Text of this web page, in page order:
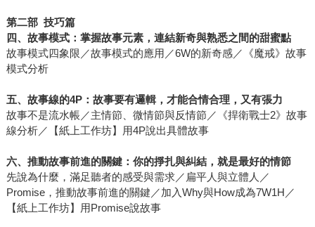
第二部 技巧篇
四、故事模式：掌握故事元素，連結新奇與熟悉之間的甜蜜點
故事模式四象限／故事模式的應用／6W的新奇感／《魔戒》故事
模式分析
五、故事線的4P：故事要有邏輯，才能合情合理，又有張力
故事不是流水帳／主情節、微情節與反情節／《捍衛戰士2》故事
線分析／【紙上工作坊】用4P說出具體故事
六、推動故事前進的關鍵：你的掙扎與糾結，就是最好的情節
先說為什麼，滿足聽者的感受與需求／扁平人與立體人／
Promise，推動故事前進的關鍵／加入Why與How成為7W1H／
【紙上工作坊】用Promise說故事